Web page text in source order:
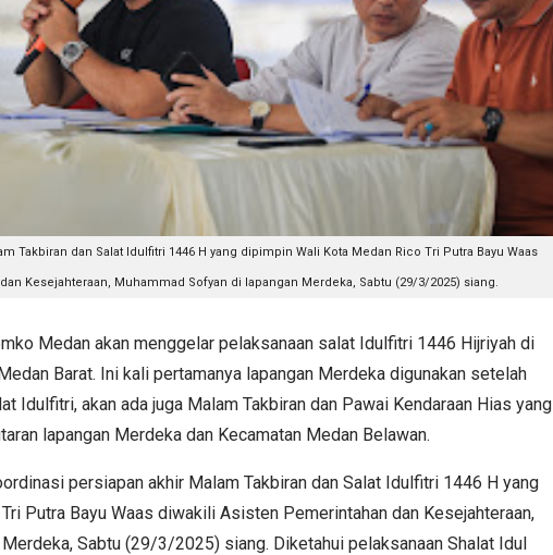
Takbiran dan Salat Idulfitri 1446 H yang dipimpin Wali Kota Medan Rico Tri Putra Bayu Waas
Kesejahteraan, Muhammad Sofyan di lapangan Merdeka, Sabtu (29/3/2025) siang.
Medan akan menggelar pelaksanaan salat Idulfitri 1446 Hijriyah di
Barat. Ini kali pertamanya lapangan Merdeka digunakan setelah
Idulfitri, akan ada juga Malam Takbiran dan Pawai Kendaraan Hias yang
lapangan Merdeka dan Kecamatan Medan Belawan.
persiapan akhir Malam Takbiran dan Salat Idulfitri 1446 H yang
Putra Bayu Waas diwakili Asisten Pemerintahan dan Kesejahteraan,
Sabtu (29/3/2025) siang. Diketahui pelaksanaan Shalat Idul